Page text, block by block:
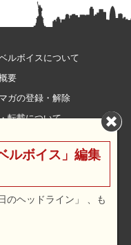
ルボイスについて
要
ガの登録・解除
転載について
約
ニュー・料金
ルボイス」編集
のヘッドライン」 、も